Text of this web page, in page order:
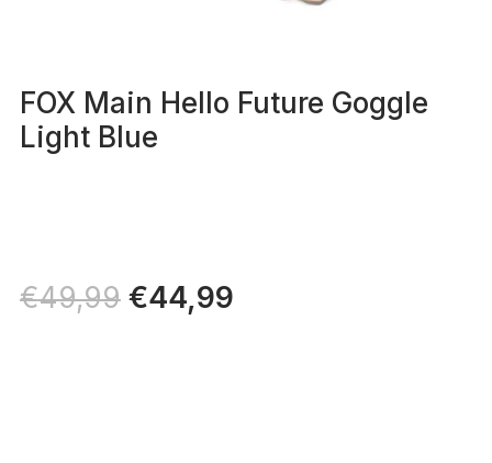
FOX Main Hello Future Goggle
Light Blue
€49,99 Il
prezzo
€44,99Il